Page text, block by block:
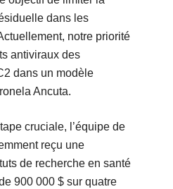
dans les
notre priorité
antiviraux des
dans un modèle
Ancuta.
cruciale, l’équipe de
reçu une
de recherche en santé
900 000 $ sur quatre